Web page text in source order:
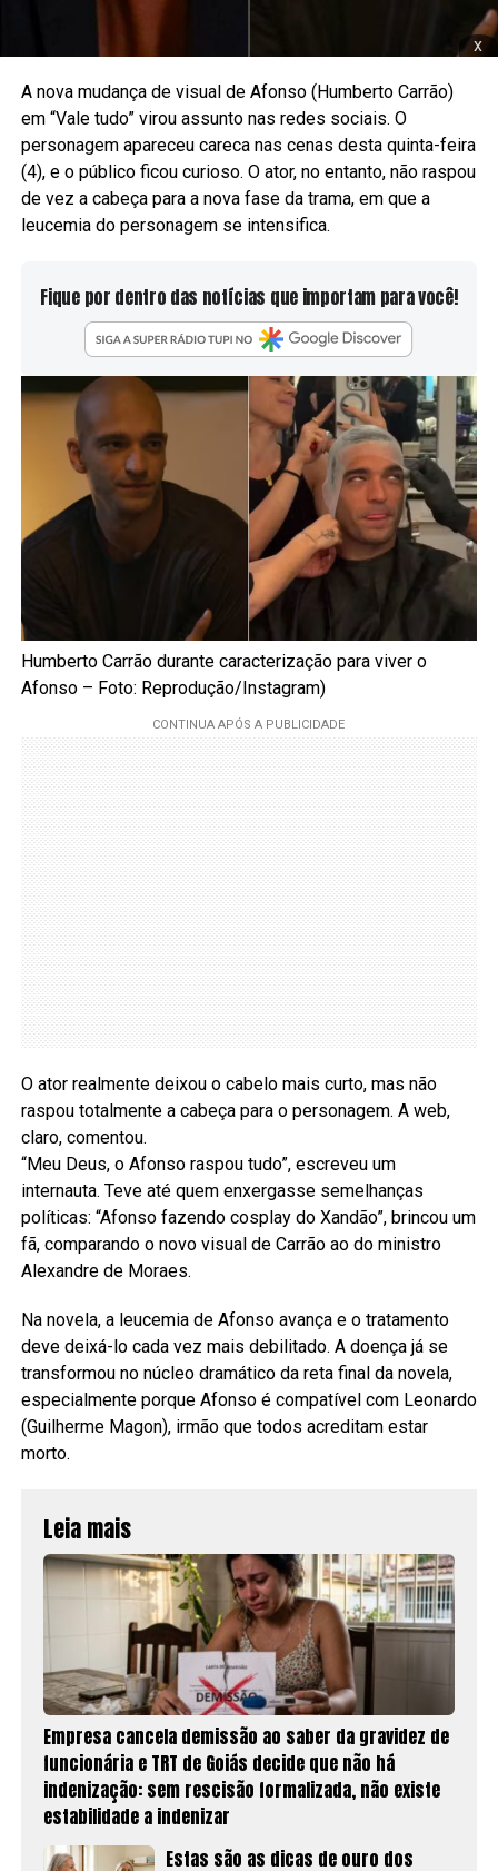
x
A nova mudança de visual de Afonso (Humberto Carrão)
em “Vale tudo” virou assunto nas redes sociais. O
personagem apareceu careca nas cenas desta quinta-feira
(4), e o público ficou curioso. O ator, no entanto, não raspou
de vez a cabeça para a nova fase da trama, em que a
leucemia do personagem se intensifica.
Fique por dentro das notícias que importam para você!
Humberto Carrão durante caracterização para viver o
Afonso – Foto: Reprodução/Instagram)
O ator realmente deixou o cabelo mais curto, mas não
raspou totalmente a cabeça para o personagem. A web,
claro, comentou.
“Meu Deus, o Afonso raspou tudo”, escreveu um
internauta. Teve até quem enxergasse semelhanças
políticas: “Afonso fazendo cosplay do Xandão”, brincou um
fã, comparando o novo visual de Carrão ao do ministro
Alexandre de Moraes.
Na novela, a leucemia de Afonso avança e o tratamento
deve deixá-lo cada vez mais debilitado. A doença já se
transformou no núcleo dramático da reta final da novela,
especialmente porque Afonso é compatível com Leonardo
(Guilherme Magon), irmão que todos acreditam estar
morto.
Leia mais
Empresa cancela demissão ao saber da gravidez de
funcionária e TRT de Goiás decide que não há
indenização: sem rescisão formalizada, não existe
estabilidade a indenizar
Estas são as dicas de ouro dos